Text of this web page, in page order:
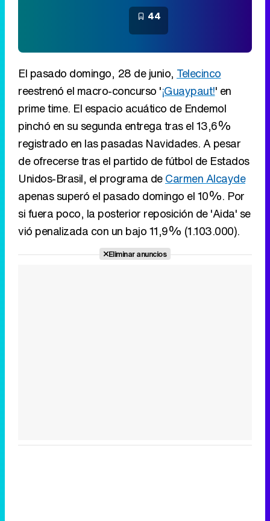
44
El pasado domingo, 28 de junio, Telecinco
reestrenó el macro-concurso '¡Guaypaut!' en
prime time. El espacio acuático de Endemol
pinchó en su segunda entrega tras el 13,6%
registrado en las pasadas Navidades. A pesar
de ofrecerse tras el partido de fútbol de Estados
Unidos-Brasil, el programa deCarmen Alcayde
apenas superó el pasado domingo el 10%. Por
si fuera poco, la posterior reposición de 'Aida' se
vió penalizada con un bajo 11,9% (1.103.000).
Eliminar anuncios